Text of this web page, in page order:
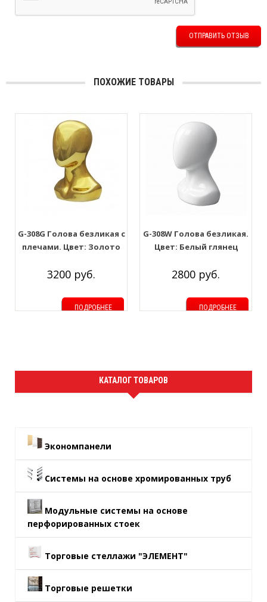
ОТПРАВИТЬ ОТЗЫВ
ПОХОЖИЕ ТОВАРЫ
G-308G Голова безликая с
плечами. Цвет: Золото
3200 руб.
ПОДРОБНЕЕ
G-308W Голова безликая.
Цвет: Белый глянец
2800 руб.
ПОДРОБНЕЕ
КАТАЛОГ ТОВАРОВ
Экономпанели
Системы на основе хромированных труб
Модульные системы на основе
перфорированных стоек
Торговые стеллажи "ЭЛЕМЕНТ"
Торговые решетки